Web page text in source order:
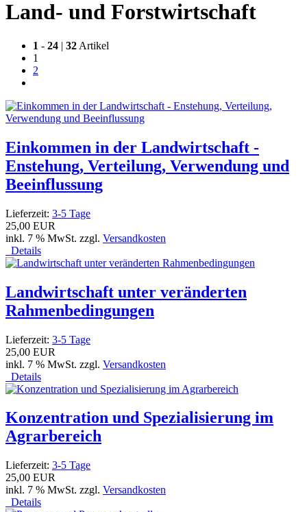
Land- und Forstwirtschaft
1 - 24 | 32 Artikel
1
2
Einkommen in der Landwirtschaft -
Enstehung, Verteilung, Verwendung und
Beeinflussung
Lieferzeit: 3-5 Tage
25,00 EUR
inkl. 7 % MwSt. zzgl. Versandkosten
Details
Landwirtschaft unter veränderten
Rahmenbedingungen
Lieferzeit: 3-5 Tage
25,00 EUR
inkl. 7 % MwSt. zzgl. Versandkosten
Details
Konzentration und Spezialisierung im
Agrarbereich
Lieferzeit: 3-5 Tage
25,00 EUR
inkl. 7 % MwSt. zzgl. Versandkosten
Details